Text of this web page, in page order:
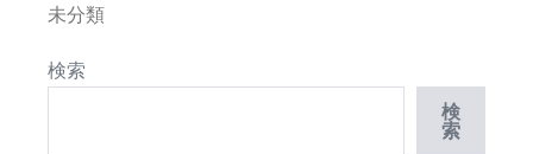
未分類
検索
検
索